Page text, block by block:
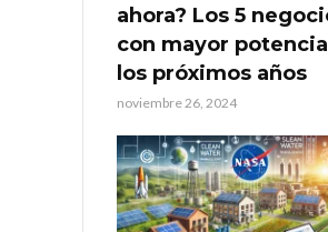
ahora? Los 5
con mayor
los próximos años
noviembre 26, 2024